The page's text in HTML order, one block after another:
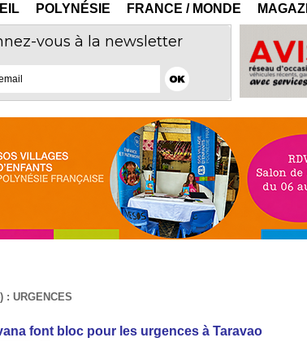
POLYNÉSIE FRANCE / MONDE
vous à la newsletter
: URGENCES
font bloc pour les urgences à Taravao